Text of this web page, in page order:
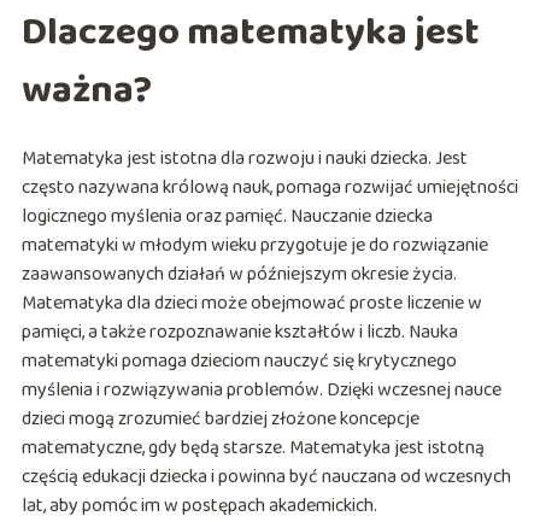
Dlaczego matematyka jest
ważna?
Matematyka jest istotna dla rozwoju i nauki dziecka. Jest
często nazywana królową nauk, pomaga rozwijać umiejętności
logicznego myślenia oraz pamięć. Nauczanie dziecka
matematyki w młodym wieku przygotuje je do rozwiązanie
zaawansowanych działań w późniejszym okresie życia.
Matematyka dla dzieci może obejmować proste liczenie w
pamięci, a także rozpoznawanie kształtów i liczb. Nauka
matematyki pomaga dzieciom nauczyć się krytycznego
myślenia i rozwiązywania problemów. Dzięki wczesnej nauce
dzieci mogą zrozumieć bardziej złożone koncepcje
matematyczne, gdy będą starsze. Matematyka jest istotną
częścią edukacji dziecka i powinna być nauczana od wczesnych
lat, aby pomóc im w postępach akademickich.